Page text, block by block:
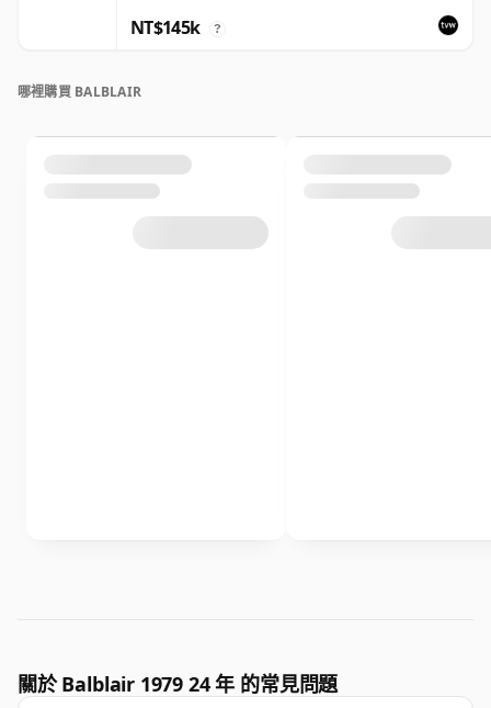
NT$145k ?
哪裡購買 BALBLAIR
關於 Balblair 1979 24 年 的常見問題